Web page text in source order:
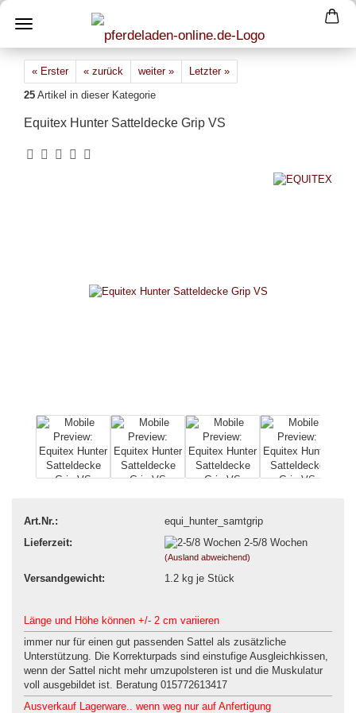
« Erster « zurück weiter »
Letzter »
25 Artikel in dieser Kategorie
Equitex Hunter Satteldecke Grip VS
Art.Nr.:
equi_hunter_samtgrip
Lieferzeit:
2-5/8 Wochen
(Ausland abweichend)
Versandgewicht: 1.2kg je Stück
Länge und Höhe können +/- 2 cm variieren
immer nur für einen gut passenden Sattel als zusätzliche
Unterstützung. Die Korrekturpads sind einstufige Ausgleichkissen,
wenn der Sattel nicht mehr umzupolsteren ist und die Muskulatur
voll ausgebildet ist. Beratung 015772613417
Ausverkauf Lagerware.. wenn weg nur auf Anfertigung